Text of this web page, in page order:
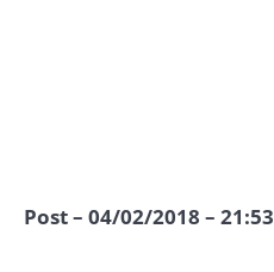
Post – 04/02/2018 – 21:53